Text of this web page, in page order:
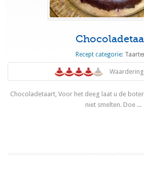
Recept categorie:
Chocoladetaart, Voor het deeg laat u de
niet smelten. Doe ...